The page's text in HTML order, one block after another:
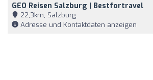
GEO Reisen Salzburg | Bestfortravel
22,3km, Salzburg
Adresse und Kontaktdaten anzeigen